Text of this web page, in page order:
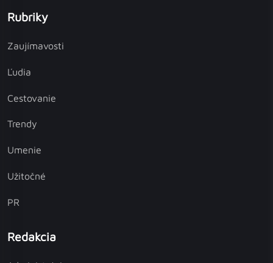
Rubriky
Zaujímavosti
Ľudia
Cestovanie
Trendy
Umenie
Užitočné
PR
Redakcia